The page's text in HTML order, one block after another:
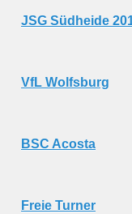
JSG Südheide
VfL Wolfsburg
BSC Acosta
Freie Turner